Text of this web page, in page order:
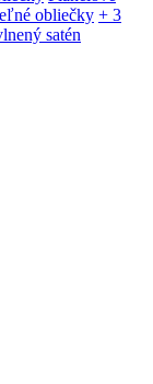
obliečky + 3
satén